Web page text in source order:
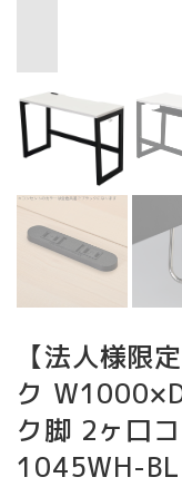
【法人様限
ク
ク脚 2ヶ口
1045WH-BL